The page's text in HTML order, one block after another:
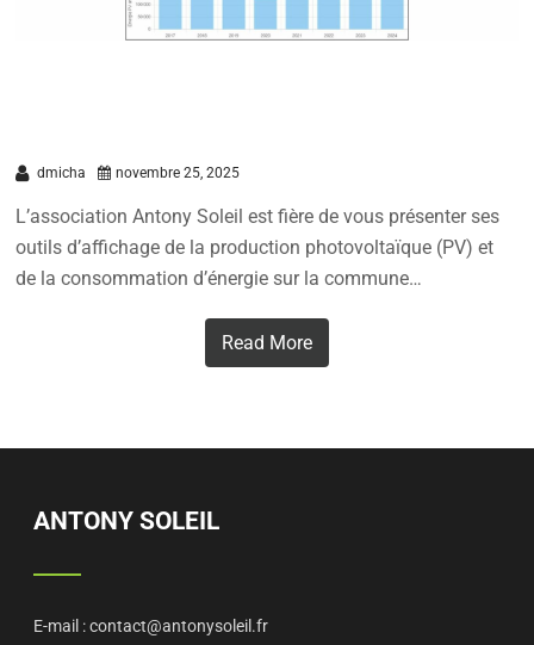
dmicha novembre 25, 2025
L’association Antony Soleil est fière de vous présenter ses
outils d’affichage de la production photovoltaïque (PV) et
de la consommation d’énergie sur la commune…
Read More
ANTONY SOLEIL
E-mail :contact@antonysoleil.fr